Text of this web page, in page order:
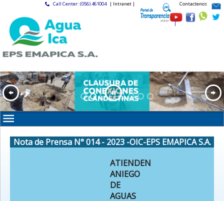
Call Center: (056) 461004 | Intranet |
|
Contactenos
Nota de Prensa N° 014 - 2023 -OIC-EPS EMAPICA S.A.
ATIENDEN
ANIEGO
DE
AGUAS